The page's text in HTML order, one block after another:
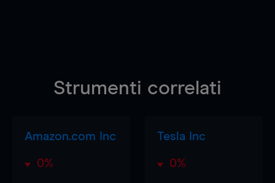
Strumenti correlati
Amazon.com Inc
0%
Tesla Inc
0%